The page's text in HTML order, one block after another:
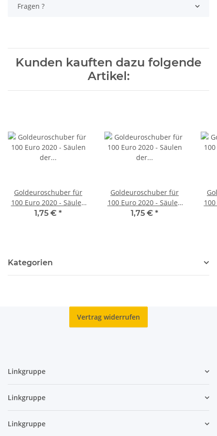
Fragen ?
Kunden kauften dazu folgende
Artikel:
Goldeuroschuber für
100 Euro 2020 - Säulen
der Demokratie -
1,75 € *
Goldeuroschuber für
100 Euro 2020 - Säulen
der Demokratie -
1,75 € *
Kategorien
Vertrag widerrufen
Linkgruppe
Linkgruppe
Linkgruppe